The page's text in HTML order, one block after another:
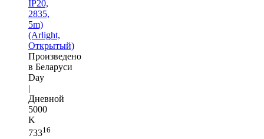
IP20,
2835,
5m)
(Arlight,
Открытый)
Произведено
в Беларуси
Day
|
Дневной
5000
K
73316